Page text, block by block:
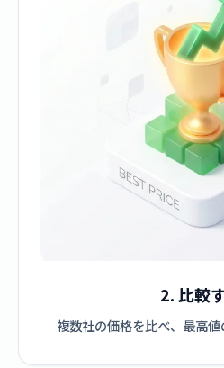
2. 比較
複数社の価格を比べ、最高値